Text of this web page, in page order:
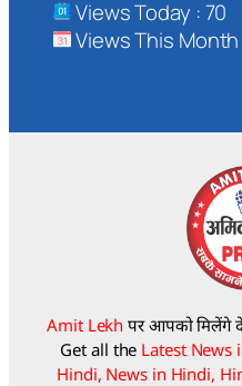
Views Today : 70
Views This Month
Amit Lekh पर आपको मिलेंगे
Get all the Latest News
Hindi, News in Hindi,